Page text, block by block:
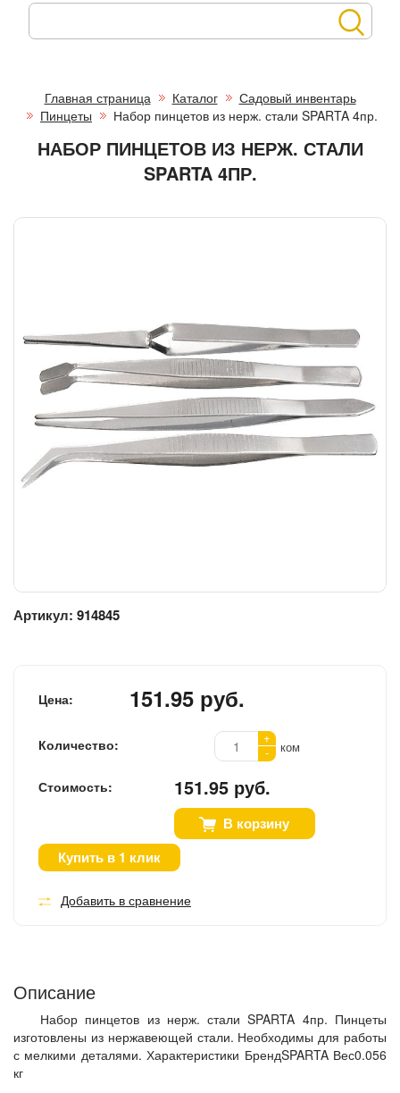
Главная страница Каталог
Садовый инвентарь
Пинцеты
Набор пинцетов из нерж. стали SPARTA 4пр.
НАБОР ПИНЦЕТОВ ИЗ НЕРЖ. СТАЛИ
SPARTA 4ПР.
Артикул: 914845
Цена: 151.95 руб.
Количество:
+
-
ком
Стоимость: 151.95 руб.
В корзину
Купить в 1 клик
Добавить в сравнение
Описание
Набор пинцетов из нерж. стали SPARTA 4пр. Пинцеты
изготовлены из нержавеющей стали. Необходимы для работы
с мелкими деталями. Характеристики БрендSPARTA Вес0.056
кг